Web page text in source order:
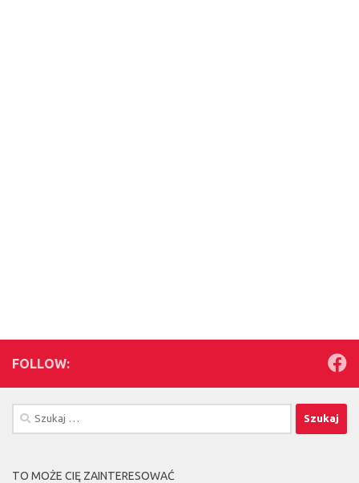
FOLLOW:
Szukaj:
TO MOŻE CIĘ ZAINTERESOWAĆ